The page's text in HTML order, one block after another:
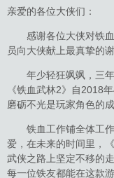
亲爱的各位大侠们：
感谢各位大侠对铁血
员向大侠献上最真挚的
年少轻狂飒飒，三年
《铁血武林2》自2018
磨砺不光是玩家角色的
铁血工作铺全体工作
爱，在未来的时间里，
武侠之路上坚定不移的
每一位铁友都能在这款